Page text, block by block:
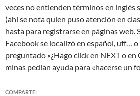
veces no entienden términos en inglés
(ahi se nota quien puso atención en
hasta para registrarse en páginas web.
Facebook se localizó en español, uff…
preguntado «¿Hago click en NEXT o en
minas pedían ayuda para «hacerse un
COMPARTE: